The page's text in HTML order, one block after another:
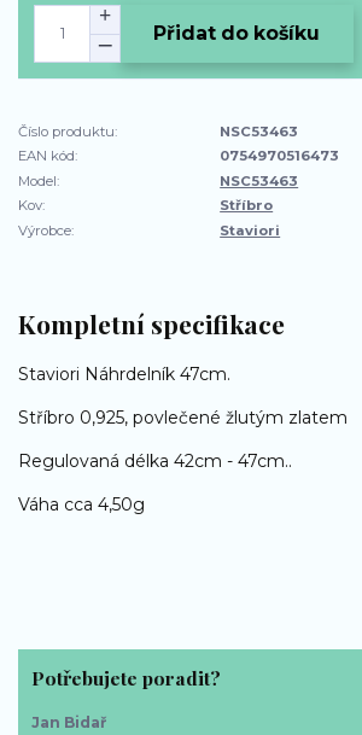
Přidat do košíku
Číslo produktu:
NSC53463
EAN kód:
0754970516473
Model:
NSC53463
Kov:
Stříbro
Výrobce:
Staviori
Kompletní specifikace
Staviori Náhrdelník 47cm.
Stříbro 0,925, povlečené žlutým zlatem
Regulovaná délka 42cm - 47cm..
Váha cca 4,50g
Potřebujete poradit?
Jan Bidař